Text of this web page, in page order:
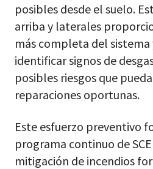
posibles desde el suelo.
arriba y laterales
más completa del sistema
identificar signos de
posibles riesgos que
reparaciones oportunas.
Este esfuerzo preventivo
programa continuo de
mitigación de incendios